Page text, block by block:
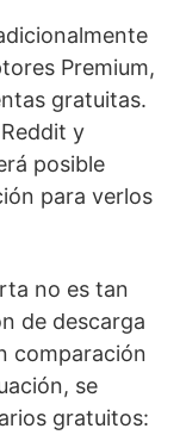
Premium,
gratuitas.
y
posible
para verlos
no es tan
de descarga
comparación
se
gratuitos: